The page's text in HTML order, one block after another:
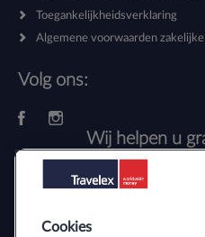
Toegankelijkheidsverklaring
Algemene voorwaarden
Volg ons:
Wij helpen u
Neem contact op met een
Cookies